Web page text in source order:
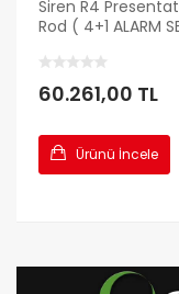
Siren R4
Rod ( 4+1 ALARM
60.261,00 TL
Ürünü İncele